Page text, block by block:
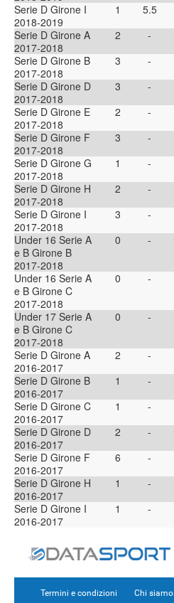
Serie D Girone I
2018-2019
1 5.5
Serie D Girone A
2017-2018
2 -
Serie D Girone B
2017-2018
3 -
Serie D Girone D
2017-2018
3 -
Serie D Girone E
2017-2018
2 -
Serie D Girone F
2017-2018
3 -
Serie D Girone G
2017-2018
1 -
Serie D Girone H
2017-2018
2 -
Serie D Girone I
2017-2018
3 -
Under 16 Serie A
e B Girone B
2017-2018
0 -
Under 16 Serie A
e B Girone C
2017-2018
0 -
Under 17 Serie A
e B Girone C
2017-2018
0 -
Serie D Girone A
2016-2017
2 -
Serie D Girone B
2016-2017
1 -
Serie D Girone C
2016-2017
1 -
Serie D Girone D
2016-2017
2 -
Serie D Girone F
2016-2017
6 -
Serie D Girone H
2016-2017
1 -
Serie D Girone I
2016-2017
1 -
Termini e condizioni Chi siamo